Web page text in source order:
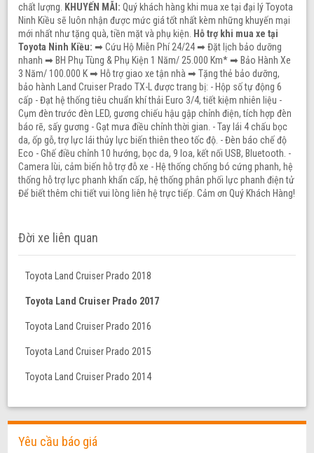
chất lượng.
KHUYẾN MÃI:Quý khách hàng khi mua xe tại đại lý Toyota
Ninh Kiều sẽ luôn nhận được mức giá tốt nhất kèm những khuyến mại
mới nhất như tặng quà, tiền mặt và phụ kiện.
Hỗ trợ khi mua xe tại
Toyota Ninh Kiều: ➡ Cứu Hộ Miễn Phí 24/24 ➡ Đặt lịch bảo dưỡng
nhanh ➡ BH Phụ Tùng & Phụ Kiện 1 Năm/ 25.000 Km* ➡ Bảo Hành Xe
3 Năm/ 100.000 K ➡ Hỗ trợ giao xe tận nhà ➡ Tặng thẻ bảo dưỡng,
bảo hành Land Cruiser Prado TX-L được trang bị: - Hộp số tự động 6
cấp - Đạt hệ thống tiêu chuẩn khí thải Euro 3/4, tiết kiệm nhiên liệu -
Cụm đèn trước đèn LED, gương chiếu hậu gập chỉnh điện, tích hợp đèn
báo rẽ, sấy gương - Gạt mưa điều chỉnh thời gian. - Tay lái 4 chấu bọc
da, ốp gỗ, trợ lực lái thủy lực biến thiên theo tốc độ. - Đèn báo chế độ
Eco - Ghế điều chỉnh 10 hướng, bọc da, 9 loa, kết nối USB, Bluetooth. -
Camera lùi, cảm biến hỗ trợ đỗ xe - Hệ thống chống bó cứng phanh, hệ
thống hỗ trợ lực phanh khẩn cấp, hệ thống phân phối lực phanh điện tử
Để biết thêm chi tiết vui lòng liên hệ trực tiếp. Cảm ơn Quý Khách Hàng!
Đời xe liên quan
Toyota Land Cruiser Prado 2018
Toyota Land Cruiser Prado 2017
Toyota Land Cruiser Prado 2016
Toyota Land Cruiser Prado 2015
Toyota Land Cruiser Prado 2014
Yêu cầu báo giá